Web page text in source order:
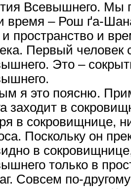
Всевышнего. Мы
время – Рош ґа-
пространство и
Первый
Это –
я это поясню.
заходит в
в сокровищнице,
Поскольку он
в
только в
Совсем по-другому